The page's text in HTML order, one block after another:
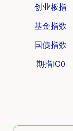
创业板指
基金指数
国债指数
期指IC0